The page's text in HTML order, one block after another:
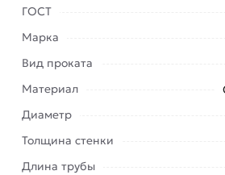
Трубы стальные
оцинкованные имеют
применения при монтаже
ГОСТ
Марка
Вид проката
Материал
Диаметр
Толщина стенки
Длина трубы